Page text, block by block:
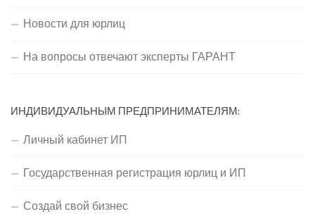
Новости для юрлиц
На вопросы отвечают эксперты ГАРАНТ
ИНДИВИДУАЛЬНЫМ ПРЕДПРИНИМАТЕЛЯМ:
Личный кабинет ИП
Государственная регистрация юрлиц и ИП
Создай свой бизнес